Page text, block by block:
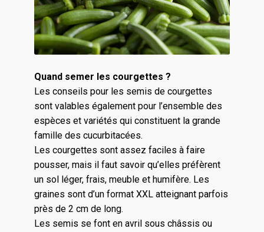
Quand semer les courgettes ?
Les conseils pour les semis de courgettes
sont valables également pour l’ensemble des
espèces et variétés qui constituent la grande
famille des cucurbitacées.
Les courgettes sont assez faciles à faire
pousser, mais il faut savoir qu’elles préfèrent
un sol léger, frais, meuble et humifère. Les
graines sont d’un format XXL atteignant parfois
près de 2 cm de long.
Les semis se font en avril sous châssis ou